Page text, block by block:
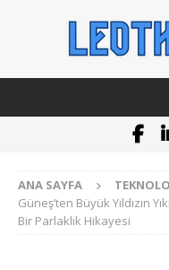
ANA SAYFA
Güneş’ten Büyük Yıldızın
Bir Parlaklık Hikayesi